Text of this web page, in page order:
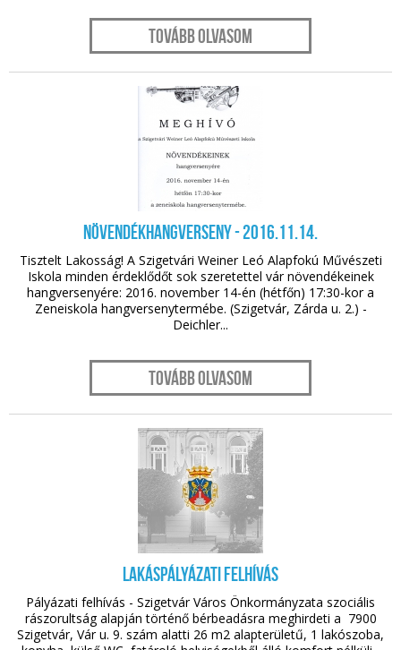
Tovább olvasom
Növendékhangverseny - 2016.11.14.
Tisztelt Lakosság! A Szigetvári Weiner Leó Alapfokú Művészeti
Iskola minden érdeklődőt sok szeretettel vár növendékeinek
hangversenyére: 2016. november 14-én (hétfőn) 17:30-kor a
Zeneiskola hangversenytermébe. (Szigetvár, Zárda u. 2.) -
Deichler...
Tovább olvasom
Lakáspályázati felhívás
Pályázati felhívás - Szigetvár Város Önkormányzata szociális
rászorultság alapján történő bérbeadásra meghirdeti a 7900
Szigetvár, Vár u. 9. szám alatti 26 m2 alapterületű, 1 lakószoba,